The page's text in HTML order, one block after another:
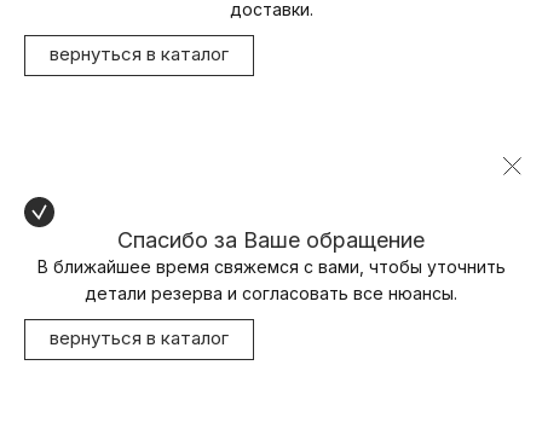
доставки.
вернуться в каталог
Спасибо за Ваше обращение
В ближайшее время свяжемся с вами, чтобы уточнить
детали резерва и согласовать все нюансы.
вернуться в каталог